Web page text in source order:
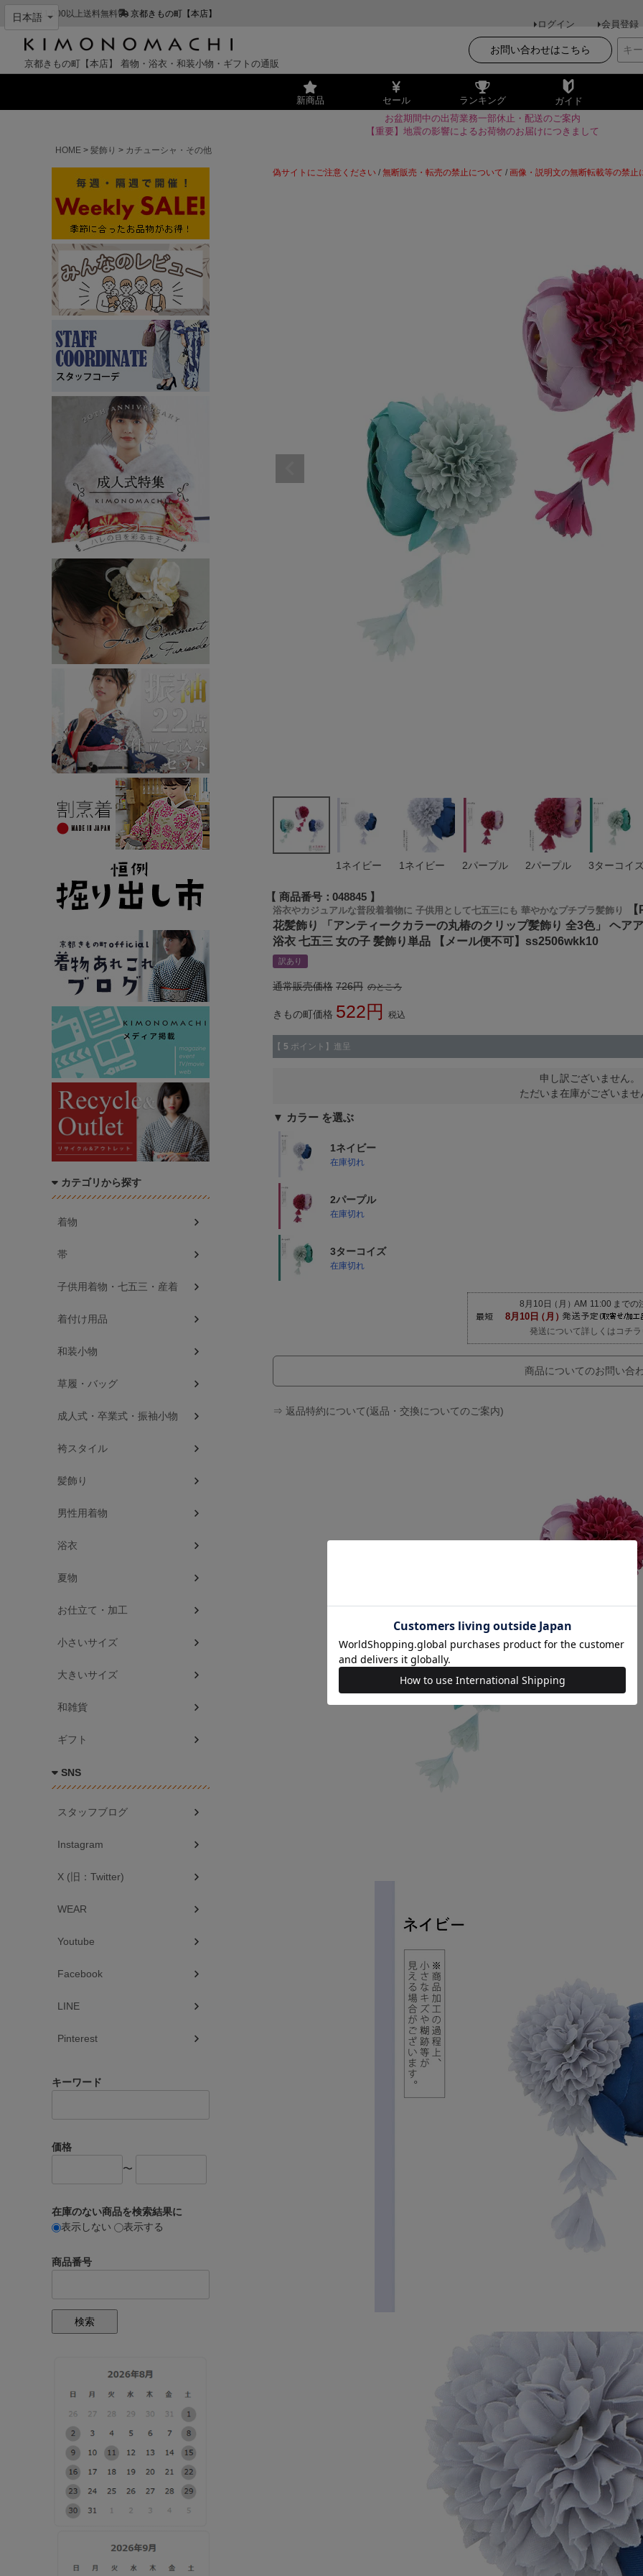
¥11,000以上送料無料 京都きもの町【本店】
ログイン 会員登録
京都きもの町【本店】 着物・浴衣・和装小物・ギフトの通販
お問い合わせはこちら
新商品 セール ランキング ガイド
お盆期間中の出荷業務一部休止・配送のご案内
【重要】地震の影響によるお荷物のお届けにつきまして
HOME
髪飾り カチューシャ・その他
偽サイトにご注意ください / 無断販売・転売の禁止について / 画像・説明文の無断転載等の禁止
1ネイビー 1ネイビー 2パープル 2パープル 3ターコイ
商品番号 048845
浴衣やカジュアルな普段着着物に 子供用として七五三にも 華やかなプチプラ髪飾り
花髪飾り 「アンティークカラーの丸椿のクリップ髪飾り 全3色」 ヘア
浴衣 七五三 女の子 髪飾り単品 【メール便不可】ss2506wkk10
訳あり
通常販売価格 726 のところ
きもの町価格 522 税込
【 5 ポイント】進呈
申し訳ございません。
ただいま在庫がございませ
カラー
1ネイビー
在庫切れ
2パープル
在庫切れ
3ターコイズ
在庫切れ
発送について詳しくはコチ
商品についてのお問い合
⇒ 返品特約について(返品・交換についてのご案内)
カテゴリから探す
着物
帯
子供用着物・七五三・産着
着付け用品
和装小物
草履・バッグ
成人式・卒業式・振袖小物
袴スタイル
髪飾り
男性用着物
浴衣
夏物
お仕立て・加工
小さいサイズ
大きいサイズ
和雑貨
ギフト
SNS
スタッフブログ
Instagram
X (旧：Twitter)
WEAR
Youtube
Facebook
LINE
Pinterest
キーワード
価格
〜
在庫のない商品を検索結果に
表示しない
表示する
商品番号
検索